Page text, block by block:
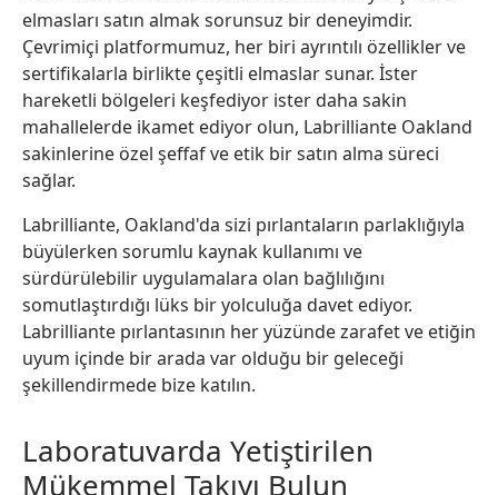
elmasları satın almak sorunsuz bir deneyimdir.
Çevrimiçi platformumuz, her biri ayrıntılı özellikler ve
sertifikalarla birlikte çeşitli elmaslar sunar. İster
hareketli bölgeleri keşfediyor ister daha sakin
mahallelerde ikamet ediyor olun, Labrilliante Oakland
sakinlerine özel şeffaf ve etik bir satın alma süreci
sağlar.
Labrilliante, Oakland'da sizi pırlantaların parlaklığıyla
büyülerken sorumlu kaynak kullanımı ve
sürdürülebilir uygulamalara olan bağlılığını
somutlaştırdığı lüks bir yolculuğa davet ediyor.
Labrilliante pırlantasının her yüzünde zarafet ve etiğin
uyum içinde bir arada var olduğu bir geleceği
şekillendirmede bize katılın.
Laboratuvarda Yetiştirilen
Mükemmel Takıyı Bulun